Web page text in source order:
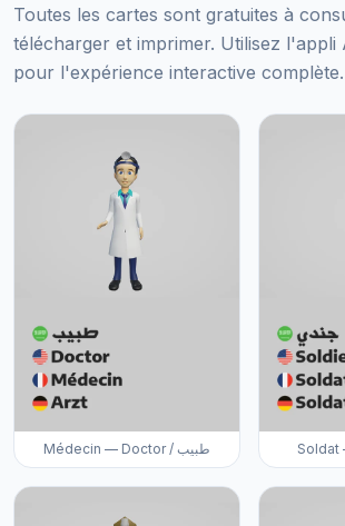
Toutes les cartes sont gratuites à
télécharger et imprimer. Utilisez l'appli
pour l'expérience interactive complète.
Médecin — Doctor / طبيب